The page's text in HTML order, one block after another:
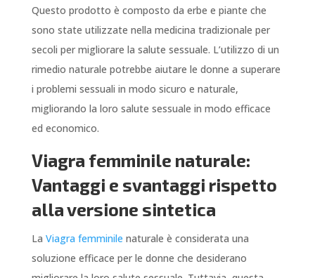
Questo prodotto è composto da erbe e piante che
sono state utilizzate nella medicina tradizionale per
secoli per migliorare la salute sessuale. L’utilizzo di un
rimedio naturale potrebbe aiutare le donne a superare
i problemi sessuali in modo sicuro e naturale,
migliorando la loro salute sessuale in modo efficace
ed economico.
Viagra femminile naturale:
Vantaggi e svantaggi rispetto
alla versione sintetica
La Viagra femminile naturale è considerata una
soluzione efficace per le donne che desiderano